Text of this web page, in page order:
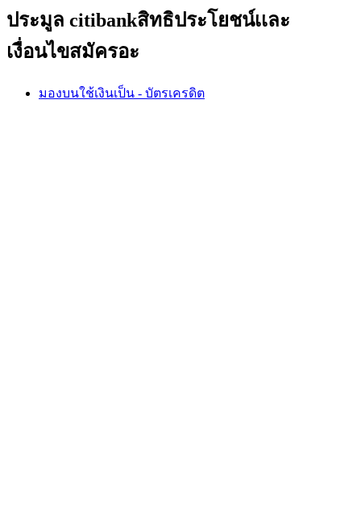
ประมูล citibankสิทธิประโยชน์เเละ
เงื่อนไขสมัครอะ
มองบนใช้เงินเป็น - บัตรเครดิต